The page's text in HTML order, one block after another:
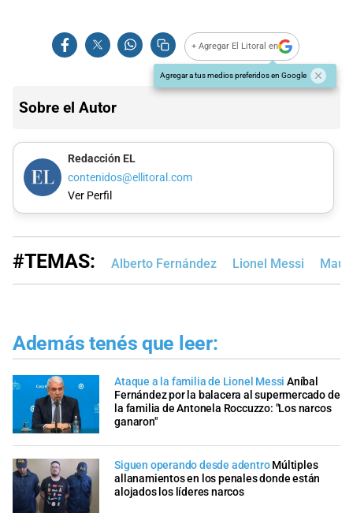
+ Agregar El Litoral en
Agregar a tus medios preferidos en Google
Sobre el Autor
Redacción EL
contenidos@ellitoral.com
Ver Perfil
#TEMAS: Alberto Fernández Lionel Messi
Además tenés que leer:
Ataque a la familia de Lionel Messi Aníbal
Fernández por la balacera al supermercado de
la familia de Antonela Roccuzzo: "Los narcos
ganaron"
Siguen operando desde adentro Múltiples
allanamientos en los penales donde están
alojados los líderes narcos